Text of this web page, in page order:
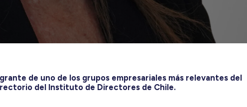
de uno de los grupos empresariales más relevantes del
del Instituto de Directores de Chile.